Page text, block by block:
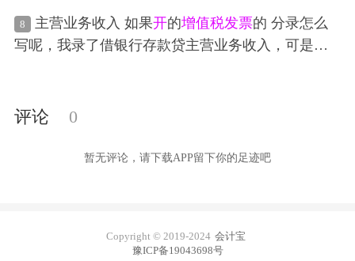
抵扣的啊？
普票那就在其他 增值税发票 销售额一栏中减去 开
具
的已申报金额转为 开 票收入金额是吗
交？按照税局几号政策规定
8 主营业务收入 如果开的增值税发票的 分录怎么
写呢，我录了借银行存款贷主营业务收入，可是最
票的金额数。
评论 0
暂无评论，请下载APP留下你的足迹吧
Copyright © 2019-2024 会计宝
豫ICP备19043698号